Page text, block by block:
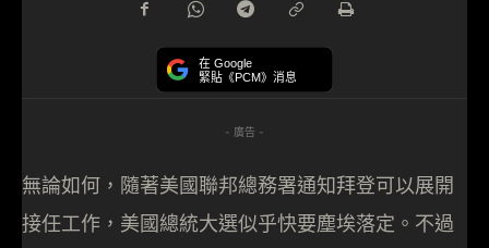
在 Google
緊貼《PCM》消息
- 廣告 -
無論如何，隨著美國聯邦總務署通知拜登可以展開
接任工作，美國總統大選似乎快要塵埃落定。不過